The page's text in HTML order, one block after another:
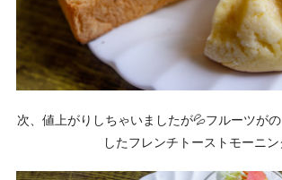
次、値上がりしちゃいましたが💦フルーツが
したフレンチトーストモーニ